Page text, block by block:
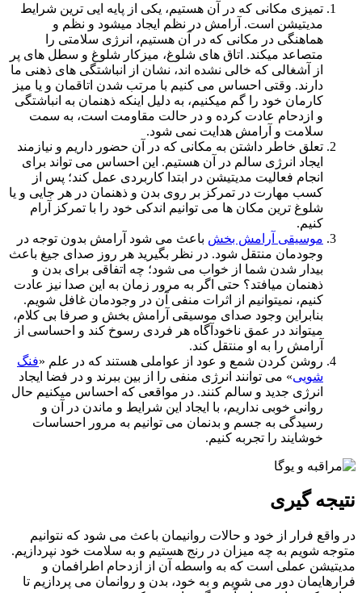
تمیزی مکانی که در آن هستیم، یکی از پایه ایی ترین شرایط
مدیتیشن است. آرامش در نظم ایجاد میشود و نظم و
هماهنگی در مکانی که در آن هستیم، انرژی سلامتی را
متصاعد میکند. اتاق های شلوغ، میزکار شلوغ و سطل های پر
از آشغالی که خالی نشده اند، نشان از انباشتگی های ذهنی ما
دارند. وقتی احساس می کنیم با مرتب شدن اتاقمان و یا میز
کارمان خود را گم میکنیم، به دلیل اینکه ذهنمان به انباشتگی
و ازدحام عادت کرده و در حالت مقاومت است، به سمت
سلامت و آرامش هدایت نمی شود.
تعلق خاطر داشتن به مکانی که در آن حضور داریم و نیازمند
ایجاد انرژی سالم در آن هستیم. این احساس می تواند برای
انجام فعالیت مدیتیشن در ابتدا کاربردی عمل کند؛ پس از
کسب مهارت در تمرکز بر روی بدن و ذهنمان در هر جایی و یا
شلوغ ترین مکان ها می توانیم اندکی خود را با تمرکز آرام
کنیم.
موسیقی آرامش بخشباعث می شود آرامش بدون توجه در
وجودمان منتقل شود. در نظر بگیرید هر روز صدای جیغ باعث
بیدار شدن شما از خواب می شود؛ چه اتفاقی برای بدن و
ذهنمان میافتد؟ حتی اگر به مرور زمان به این صدا نیز عادت
کنیم، نمیتوانیم از اثرات منفی آن در وجودمان غافل شویم.
بنابراین وجود صدای موسیقی آرامش بخش و صرفا بی کلام،
میتواند در عمق ناخودآگاه هر فردی رسوخ کند و احساسی از
آرامش را به او منتقل کند.
روشن کردن شمع و عود از عواملی هستند که در علم «فنگ
شویی» می توانند انرژی منفی را از بین ببرند و در فضا ایجاد
انرژی جدید و سالم کنند. در مواقعی که احساس میکنیم حال
روانی خوبی نداریم، با ایجاد این شرایط و ماندن در آن و
رسیدگی به جسم و بدنمان می توانیم به مرور احساسات
خوشایند را تجربه کنیم.
گیری
فرار از خود و حالات روانیمان باعث می شود که نتوانیم
شویم به چه میزان در رنج هستیم و به سلامت خود نپردازیم.
عملی است که به واسطه آن از ازدحام اطرافمان و
دور می شویم و به خود، بدن و روانمان می پردازیم تا